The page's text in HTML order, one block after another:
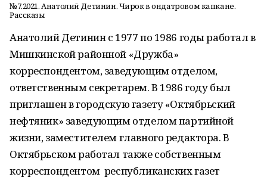
№7.2021. Анатолий Детинин. Чирок в ондатровом капкане.
Рассказы
Анатолий Детинин с 1977 по 1986 годы работал в
Мишкинской районной «Дружба»
корреспондентом, заведующим отделом,
ответственным секретарем. В 1986 году был
приглашен в городскую газету «Октябрьский
нефтяник» заведующим отделом партийной
жизни, заместителем главного редактора. В
Октябрьском работал также собственным
корреспондентом республиканских газет